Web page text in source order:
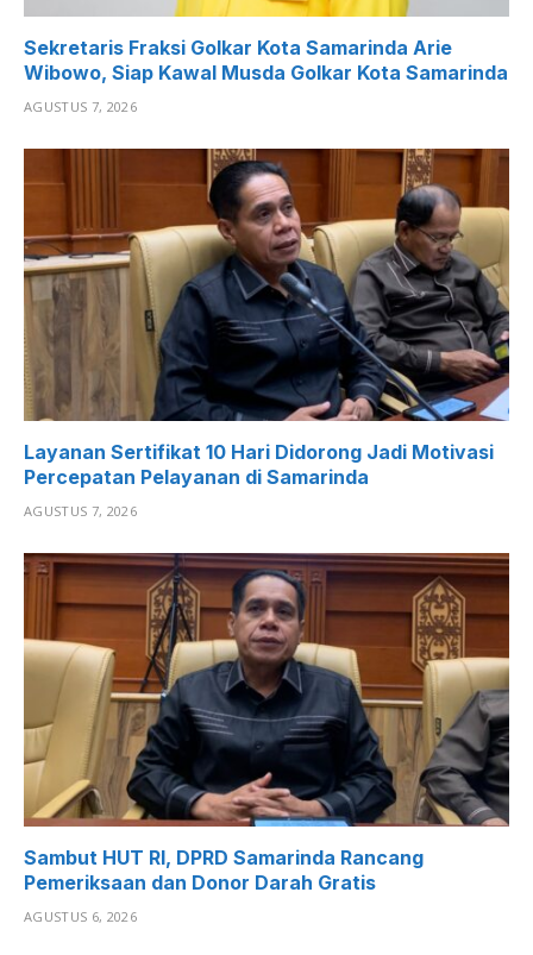
Sekretaris Fraksi Golkar Kota Samarinda Arie
Wibowo, Siap Kawal Musda Golkar Kota Samarinda
AGUSTUS 7, 2026
Layanan Sertifikat 10 Hari Didorong Jadi Motivasi
Percepatan Pelayanan di Samarinda
AGUSTUS 7, 2026
Sambut HUT RI, DPRD Samarinda Rancang
Pemeriksaan dan Donor Darah Gratis
AGUSTUS 6, 2026